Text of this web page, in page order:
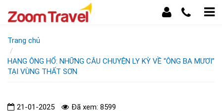
Trang chủ
HANG ÔNG HỔ: NHỮNG CÂU CHUYỆN LY KỲ VỀ “ÔNG BA MƯƠI”
TẠI VÙNG THẤT SƠN
21-01-2025 Đã xem: 8599